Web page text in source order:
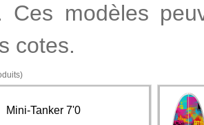
Ces modèles
cotes.
Mini-Tanker 7'0